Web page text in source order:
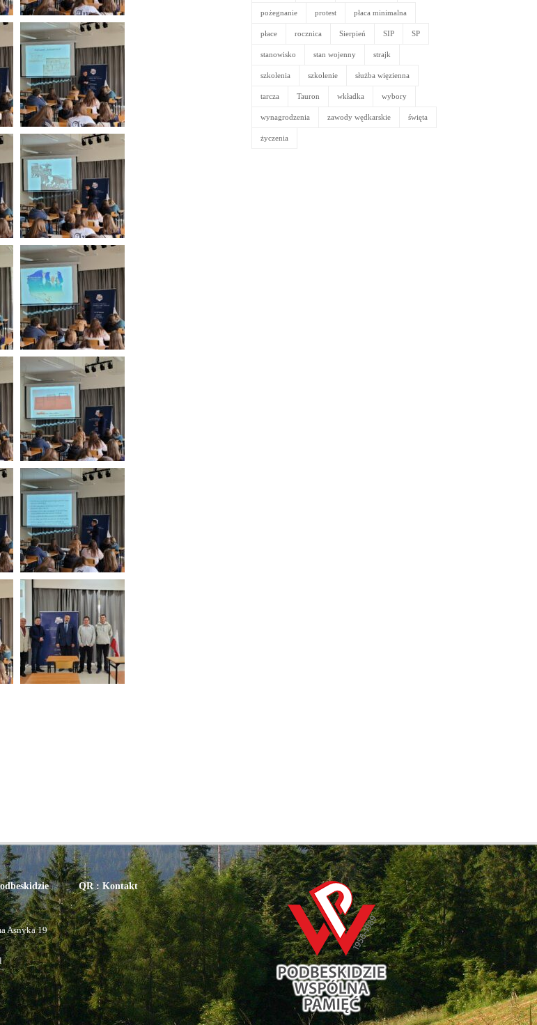
pożegnanie protest płaca minimalna
płace rocznica Sierpień SIP SP
stanowisko stan wojenny strajk
szkolenia szkolenie służba więzienna
tarcza Tauron wkładka wybory
wynagrodzenia zawody wędkarskie święta
życzenia
Asnyka 19
QR : Kontakt